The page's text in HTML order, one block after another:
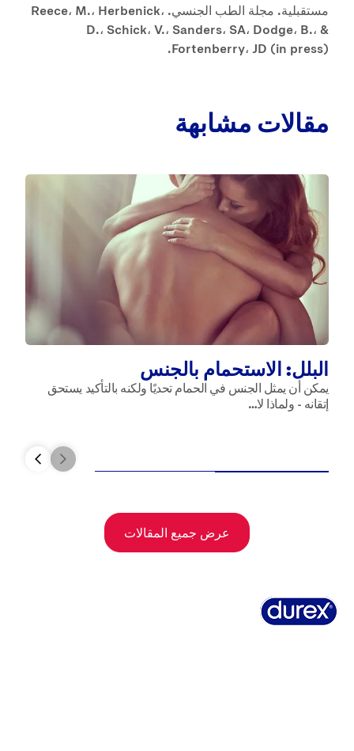
مستقبلية. مجلة الطب الجنسي. Reece، M.، Herbenick،
D.، Schick، V.، Sanders، SA، Dodge، B.، &
Fortenberry، JD (in press).
مقالات مشابهة
البلل: الاستحمام بالجنس
يمكن أن يمثل الجنس في الحمام تحديًا ولكنه بالتأكيد يستحق
إتقانه - ولماذا لا…
عرض جميع المقالات